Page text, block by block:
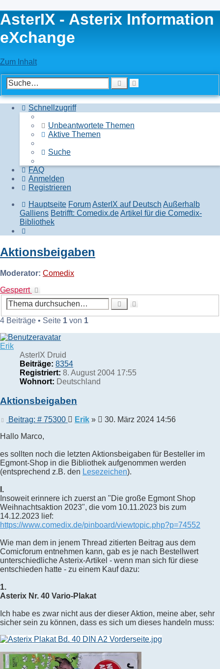
AsterIX - Asterix Information
eXchange
Zum Inhalt
SucheErweiterte
Schnellzugriff
Unbeantwortete Themen
Aktive Themen
Suche
FAQ
Anmelden
Registrieren
Hauptseite ForumAsterIX auf Deutsch Außerhalb
Galliens Betrifft: Comedix.deArtikel für die Comedix-
Bibliothek
Aktionsbeigaben
Moderator: Comedix
Gesperrt
Suche
4 Beiträge • Seite 1 von 1
Erik
AsterIX Druid
Beiträge: 8354
Registriert: 8. August 2004 17:55
Wohnort: Deutschland
Aktionsbeigaben
Beitrag: # 75300Beitrag
Erik»
30. März 2024 14:56
Hallo Marco,
es sollten noch die letzten Aktionsbeigaben für Besteller im
Egmont-Shop in die Bibliothek aufgenommen werden
(entsprechend z.B. den Lesezeichen).
I.
Insoweit erinnere ich zuerst an "Die große Egmont Shop
Weihnachtsaktion 2023", die vom 10.11.2023 bis zum
14.12.2023 lief:
https://www.comedix.de/pinboard/viewtopic.php?p=74552
Wie man dem in jenem Thread zitierten Beitrag aus dem
Comicforum entnehmen kann, gab es je nach Bestellwert
unterschiedliche Asterix-Artikel - wenn man sich für diese
entschieden hatte - zu einem Kauf dazu:
1.
Asterix Nr. 40 Vario-Plakat
Ich habe es zwar nicht aus der dieser Aktion, meine aber, sehr
sicher sein zu können, dass es sich um dieses handeln muss: